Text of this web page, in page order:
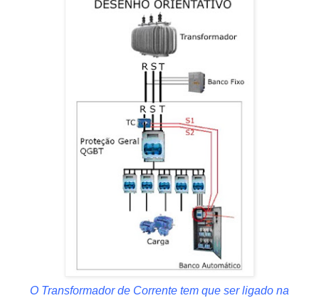
O Transformador de Corrente tem que ser ligado na